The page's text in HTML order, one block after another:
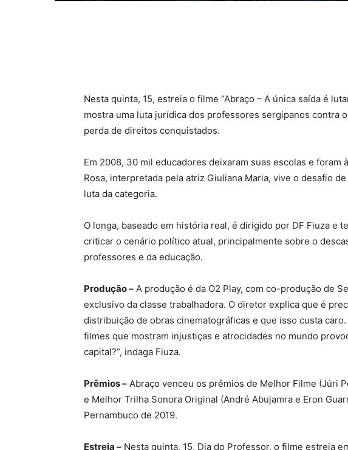
Nesta quinta, 15, estreia o filme “Abraço – A única saída é
mostra uma luta jurídica dos professores sergipanos contra
perda de direitos conquistados.
Em 2008, 30 mil educadores deixaram suas escolas e foram
Rosa, interpretada pela atriz Giuliana Maria, vive o desafio
luta da categoria.
O longa, baseado em história real, é dirigido por DF Fiuza e
criticar o cenário político atual, principalmente sobre o
professores e da educação.
Produção – A produção é da O2 Play, com co-produção de
exclusivo da classe trabalhadora. O diretor explica que é
distribuição de obras cinematográficas e que isso custa
filmes que mostram injustiças e atrocidades no mundo
capital?”, indaga Fiuza.
Prêmios – Abraço venceu os prêmios de Melhor Filme (Júri
e Melhor Trilha Sonora Original (André Abujamra e Eron
Pernambuco de 2019.
Estreia – Nesta quinta, 15, Dia do Professor, o filme estreia